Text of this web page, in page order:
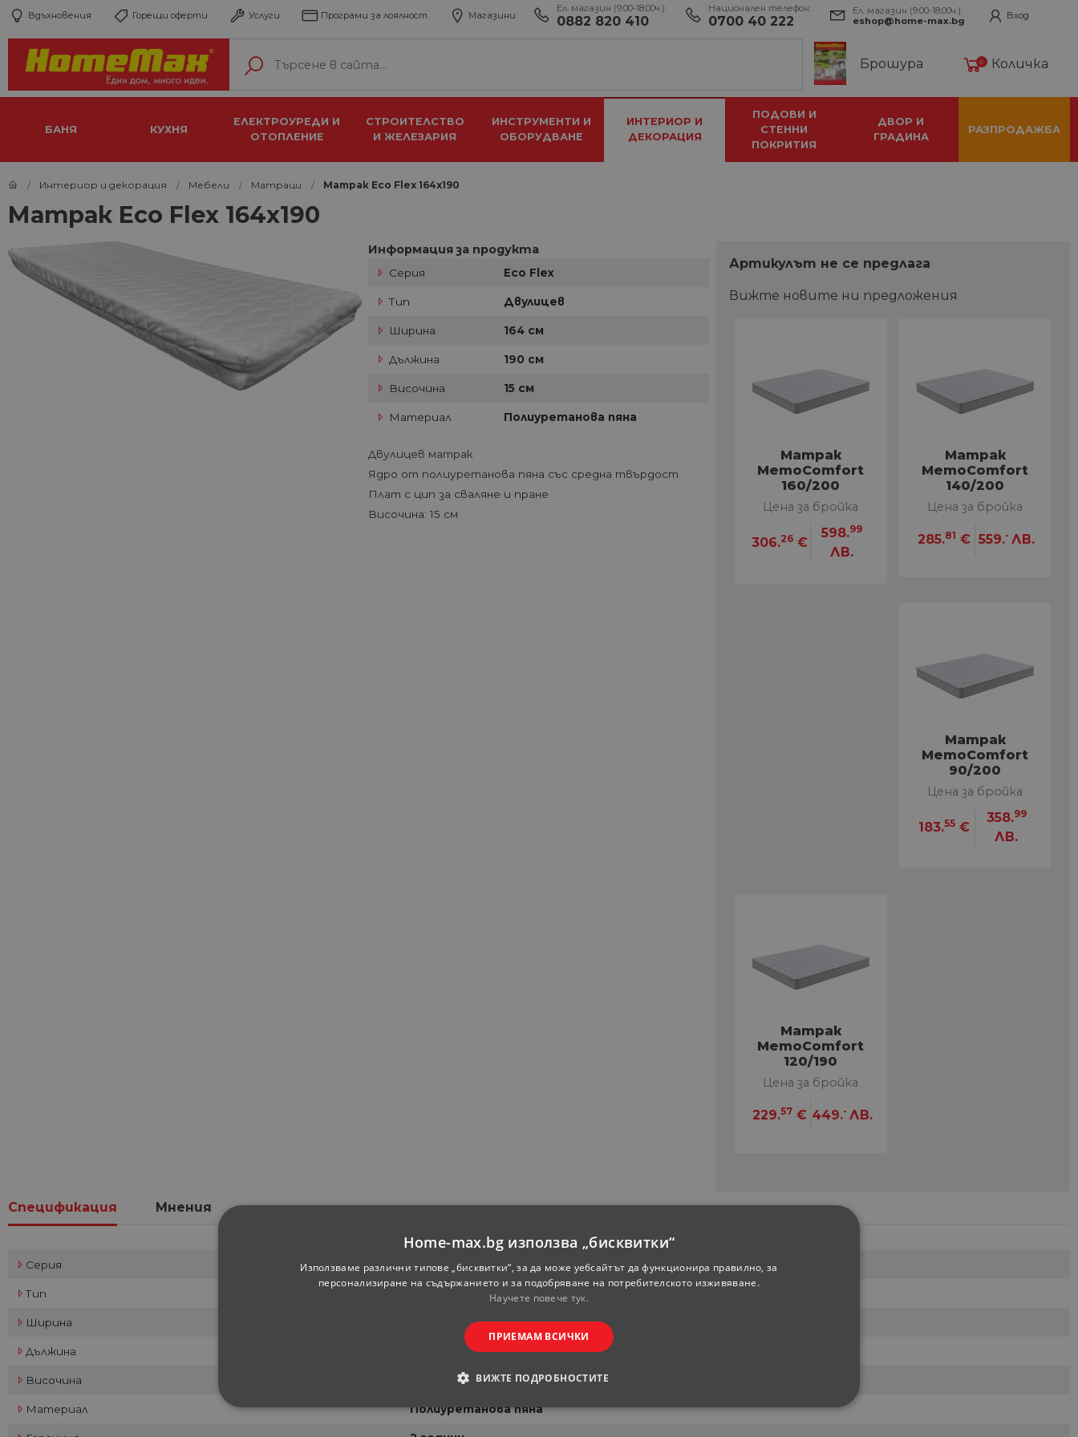
Вдъхновения Горещи оферти Услуги Програми за лоялност Магазини
Ел. магазин (9:00-18:00ч.):
0882 820 410
Национален телефон:
0700 40 222
Ел. магазин (9:00-18:00ч.):
eshop@home-max.bg
Вход
Брошура 0 Количка
БАНЯ КУХНЯ
ЕЛЕКТРОУРЕДИ И
ОТОПЛЕНИЕ
СТРОИТЕЛСТВО
И ЖЕЛЕЗАРИЯ
ИНСТРУМЕНТИ И
ОБОРУДВАНЕ
ИНТЕРИОР И
ДЕКОРАЦИЯ
ПОДОВИ И
СТЕННИ
ПОКРИТИЯ
ДВОР И
ГРАДИНА
РАЗПРОДАЖБА
Интериор и декорация Мебели Матраци Матрак Eco Flex 164х190
Матрак Eco Flex 164х190
Информация за продукта
Серия Eco Flex
Тип Двулицев
Ширина 164 см
Дължина 190 см
Височина 15 см
Материал Полиуретанова пяна
Двулицев матрак
Ядро от полиуретанова пяна със средна твърдост
Плат с цип за сваляне и пране
Височина: 15 см
Артикулът не се предлага
Вижте новите ни предложения
Матрак
MemoComfort
160/200
Цена за бройка
306.26 €
598.99
ЛВ.
Матрак
MemoComfort
140/200
Цена за бройка
285.81 € 559.- ЛВ.
Матрак
MemoComfort
90/200
Цена за бройка
183.55 €
358.99
ЛВ.
Матрак
MemoComfort
120/190
Цена за бройка
229.57 € 449.- ЛВ.
Спецификация Мнения
Серия Eco Flex
Тип
Ширина
Дължина
Височина
Материал Полиуретанова пяна
Home-max.bg използва „бисквитки“
Използваме различни типове „бисквитки“, за да може уебсайтът да функционира правилно, за
персонализиране на съдържанието и за подобряване на потребителското изживяване.
Научете повече тук.
ПРИЕМАМ ВСИЧКИ
ВИЖТЕ ПОДРОБНОСТИТЕ
СТРОГО НЕОБХОДИМИ СТАТИСТИЧЕСКИ МАРКЕТИНГOВИ ФУНКЦИОНАЛНИ